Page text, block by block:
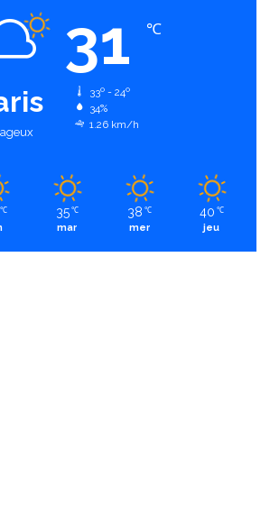
31 ℃
33º - 24º
34%
1.26 km/h
℃ 35 ℃
mar
38 ℃
mer
40 ℃
jeu